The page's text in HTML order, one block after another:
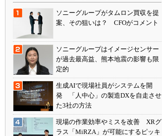
ソニーグループがタムロン買収を提
案、その狙いは？ CFOがコメント
ソニーグループはイメージセンサー
が過去最高益、熊本地震の影響も限
定的
生成AIで現場社員がシステムを開
発 「人中心」の製造DXを自走させ
た3社の方法
現場の作業効率やミスを改善 XRグ
ラス「MiRZA」が可能にするピッキ